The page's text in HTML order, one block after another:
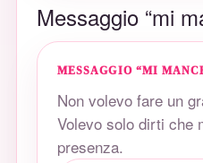
Messaggio “mi
MESSAGGIO “MI
Non volevo fare un
Volevo solo dirti che
presenza.